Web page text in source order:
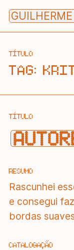
Skip
TÍTULO
TAG:
TÍTULO
RESUMO
Rascunhei
e consegui
bordas
CATALOGAÇÃO